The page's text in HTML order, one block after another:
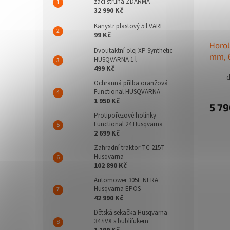
32 990 Kč
Kanystr plastový 5 l VARI
99 Kč
Dvoutaktní olej XP Synthetic
HUSQVARNA 1 l
499 Kč
Ochranná přilba oranžová
Functional HUSQVARNA
1 950 Kč
Protipořezové holínky
Functional 24 Husqvarna
2 699 Kč
Zahradní traktor TC 215T
Husqvarna
102 890 Kč
Automower 305E NERA
Husqvarna EPOS
42 990 Kč
Dětská sekačka Husqvarna
347iVX s bublifukem
mm,
5